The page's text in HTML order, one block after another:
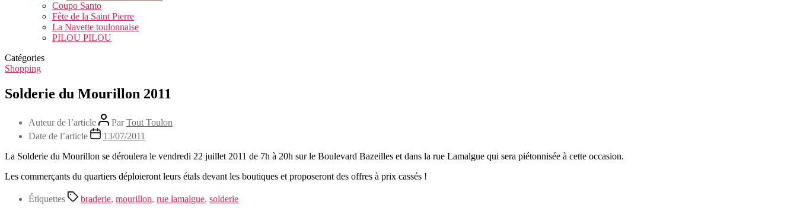
Coupo Santo
Fête de la Saint Pierre
La Navette toulonnaise
PILOU PILOU
Catégories
Shopping
Solderie du Mourillon 2011
Auteur de l’article ParTout Toulon
Date de l’article
13/07/2011
La Solderie du Mourillon se déroulera le vendredi 22 juillet 2011 de 7h à 20h sur le Boulevard Bazeilles et dans la rue Lamalgue qui sera piétonnisée à cette occasion.
Les commerçants du quartiers déploieront leurs étals devant les boutiques et proposeront des offres à prix cassés !
Étiquettes braderie, mourillon, rue lamalgue, solderie